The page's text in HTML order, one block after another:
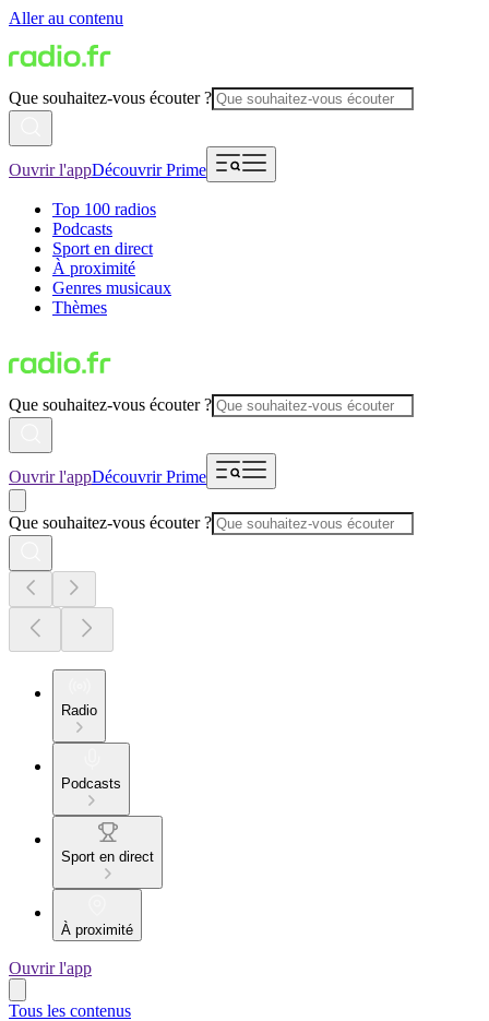
Aller au contenu
Que souhaitez-vous écouter ?
Ouvrir l'appDécouvrir Prime
Top 100 radios
Podcasts
Sport en direct
À proximité
Genres musicaux
Thèmes
Que souhaitez-vous écouter ?
Ouvrir l'appDécouvrir Prime
Que souhaitez-vous écouter ?
Radio
Podcasts
Sport en direct
À proximité
Ouvrir l'app
Tous les contenus